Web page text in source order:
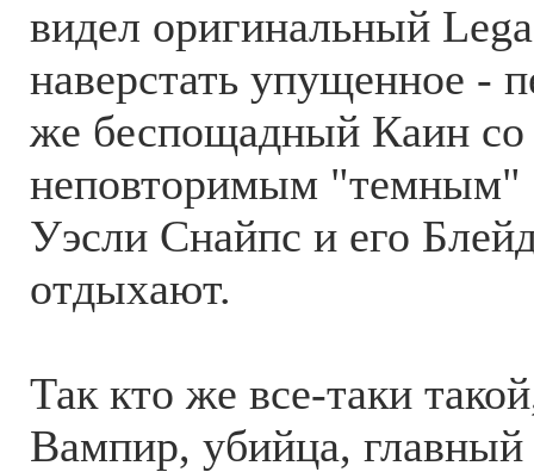
видел оригинальный
наверстать упущенное -
же беспощадный Каин со
неповторимым "темным"
Уэсли Снайпс и его
отдыхают.
Так кто же все-таки
Вампир, убийца,